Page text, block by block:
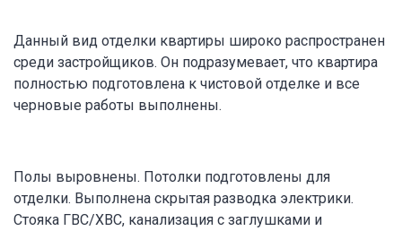
Данный вид отделки квартиры широко распространен
среди застройщиков. Он подразумевает, что квартира
полностью подготовлена к чистовой отделке и все
черновые работы выполнены.
Полы выровнены. Потолки подготовлены для
отделки. Выполнена скрытая разводка электрики.
Стояка ГВС/ХВС, канализация с заглушками и